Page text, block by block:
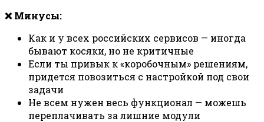
❌ Минусы:
Как и у всех российских сервисов — иногда
бывают косяки, но не критичные
Если ты привык к «коробочным» решениям,
придется повозиться с настройкой под свои
задачи
Не всем нужен весь функционал — можешь
переплачивать за лишние модули